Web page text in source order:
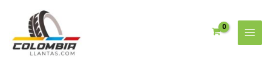
contenido
cantidad